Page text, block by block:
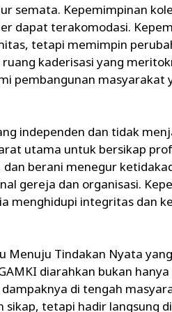
semata. Kepemimpinan
dapat terakomodasi.
tetapi memimpin
kaderisasi yang
pembangunan masyarakat
independen dan tidak
utama untuk bersikap
berani menegur
gereja dan organisasi.
menghidupi integritas dan
Menuju Tindakan Nyata
diarahkan bukan
di tengah
tetapi hadir langsung